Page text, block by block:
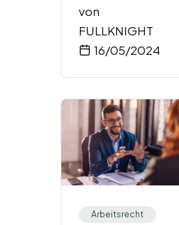
von
FULLKNIGHT
16/05/2024
Arbeitsrecht